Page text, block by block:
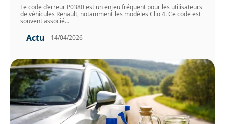
Le code d’erreur P0380 est un enjeu fréquent pour les utilisateurs
de véhicules Renault, notamment les modèles Clio 4. Ce code est
souvent associé…
Actu 14/04/2026